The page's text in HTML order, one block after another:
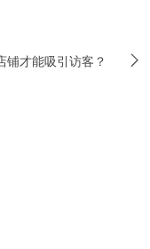
铺才能吸引访客？